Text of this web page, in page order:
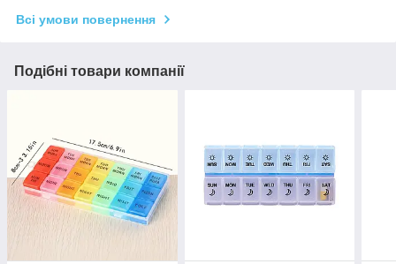
Всі умови повернення
Подібні товари компанії